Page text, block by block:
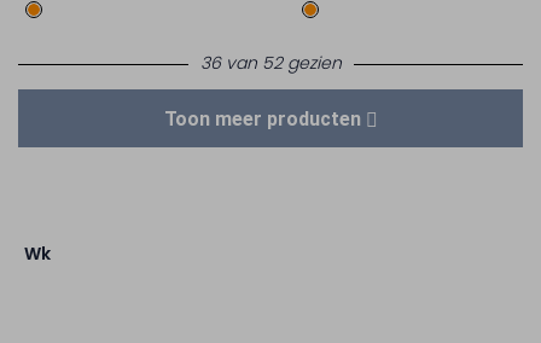
36 van 52 gezien
Toon meer producten
Wk